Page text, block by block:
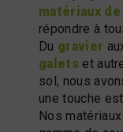
matériaux
répondre à
Du gravier
galetset
sol, nous
une touche
Nos